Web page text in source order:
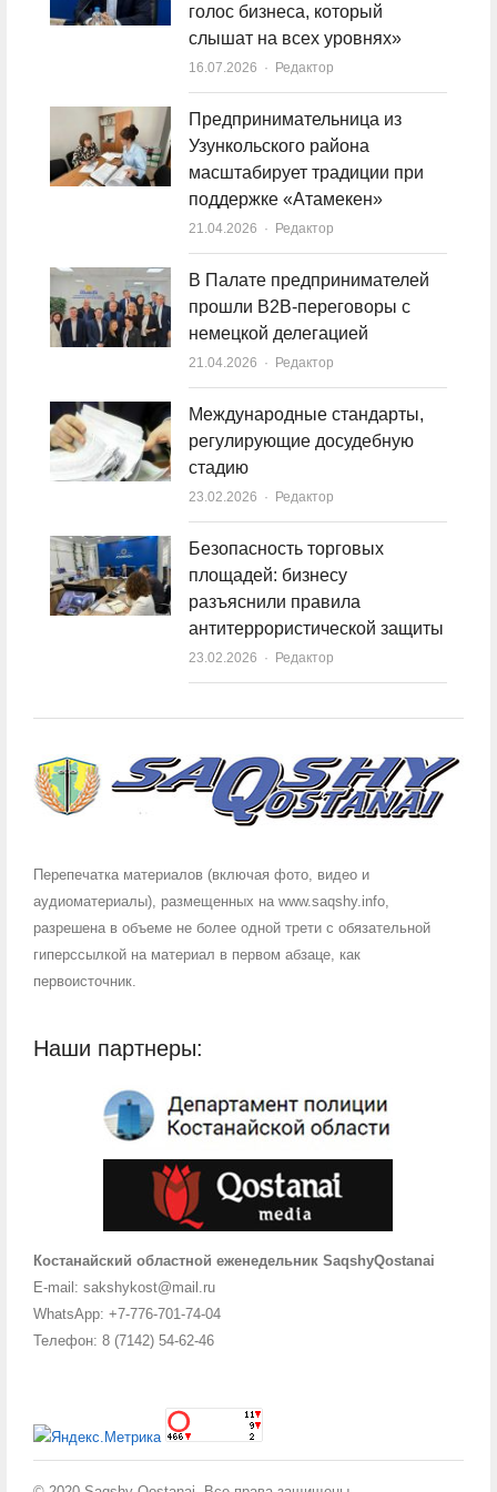
голос бизнеса, который
слышат на всех уровнях»
16.07.2026 Author
Редактор
Предпринимательница из
Узункольского района
масштабирует традиции при
поддержке «Атамекен»
21.04.2026 Author
Редактор
В Палате предпринимателей
прошли B2B-переговоры с
немецкой делегацией
21.04.2026 Author
Редактор
Международные стандарты,
регулирующие досудебную
стадию
23.02.2026 Author
Редактор
Безопасность торговых
площадей: бизнесу
разъяснили правила
антитеррористической защиты
23.02.2026 Author
Редактор
Перепечатка материалов (включая фото, видео и
аудиоматериалы), размещенных на www.saqshy.info,
разрешена в объеме не более одной трети с обязательной
гиперссылкой на материал в первом абзаце, как
первоисточник.
Наши партнеры:
Костанайский областной еженедельник SaqshyQostanai
E-mail: sakshykost@mail.ru
WhatsApp: +7-776-701-74-04
Телефон: 8 (7142) 54-62-46